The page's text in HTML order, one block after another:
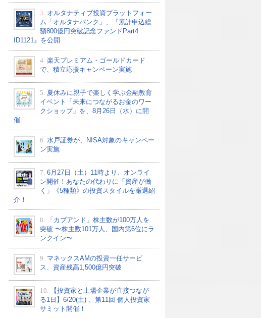
3. オルタナティブ投資プラットフォー
ム「オルタナバンク」、『累計申込総
額800億円突破記念ファンドPart4
ID1121』を公開
4. 楽天プレミアム・ゴールドカード
で、積立応援キャンペーン実施
5. 夏休みに親子で楽しく学ぶ金融教育
イベント「未来につながるお金のワー
クショップ」を、8月26日（水）に開
催
6. 水戸証券が、NISA対象のキャンペー
ン実施
7. 6月27日（土）11時より、オンライ
ン開催！あなたの代わりに「資産が働
く」《5種類》の投資スタイルを厳選紹
介！
8.
「カブアンド」株主数が100万人を
突破 〜株主数101万人、国内第6位にラ
ンクイン〜
9. マネックスAMの投資一任サービ
ス、資産残高1,500億円突破
10.
【投資家と上場企業が直接つなが
る1日】6/20(土) 、第11回 個人投資家
サミット開催！